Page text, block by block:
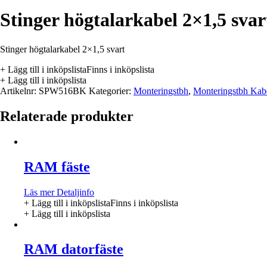
Stinger högtalarkabel 2×1,5
Stinger högtalarkabel 2×1,5 svart
+ Lägg till i inköpslistaFinns i inköpslista
+ Lägg till i inköpslista
Artikelnr: SPW516BK Kategorier: Monteringstbh, Monteringstbh
Relaterade produkter
RAM fäste
Läs merDetaljinfo
+ Lägg till i inköpslistaFinns i inköpslista
+ Lägg till i inköpslista
RAM datorfäste